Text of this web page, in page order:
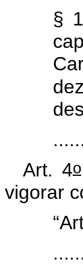
§ 1
Art. 4o
vigorar